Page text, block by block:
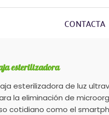
CONTACTA
esterilizadora
esterilizadora de luz
la eliminación de
cotidiano como el